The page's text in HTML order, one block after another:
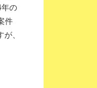
の
件
、